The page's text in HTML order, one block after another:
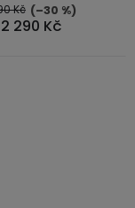
2 290 Kč
Kč (–30 %)